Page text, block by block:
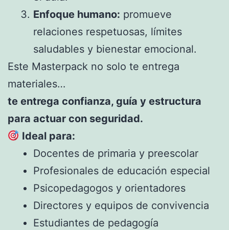
Enfoque humano: promueve
relaciones respetuosas, límites
saludables y bienestar emocional.
Este Masterpack no solo te entrega
materiales…
te entrega confianza, guía y estructura
para actuar con seguridad.
Ideal para:
Docentes de primaria y preescolar
Profesionales de educación especial
Psicopedagogos y orientadores
Directores y equipos de convivencia
Estudiantes de pedagogía